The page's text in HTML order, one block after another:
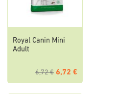
Royal Canin Mini
Adult
6,72 € 6,72 €